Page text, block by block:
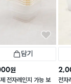
담기
원
전자레인지 가능 보
전자